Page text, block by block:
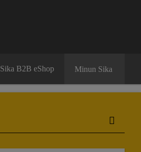
Sika B2B eShop Minun Sika